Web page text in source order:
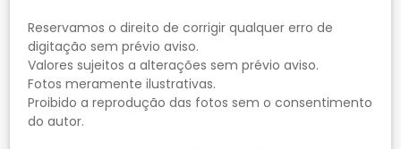
Reservamos o direito de corrigir qualquer erro de
digitação sem prévio aviso.
Valores sujeitos a alterações sem prévio aviso.
Fotos meramente ilustrativas.
Proibido a reprodução das fotos sem o consentimento
do autor.